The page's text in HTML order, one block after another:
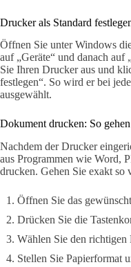
Drucker als Standard
Öffnen Sie unter Windows
auf „Geräte“ und danach
Sie Ihren Drucker aus und
festlegen“. So wird er bei
ausgewählt.
Dokument drucken: So
Nachdem der Drucker
aus Programmen wie Word,
drucken. Gehen Sie exakt so
Öffnen Sie das
Drücken Sie die
Wählen Sie den richtigen
Stellen Sie Papierformat